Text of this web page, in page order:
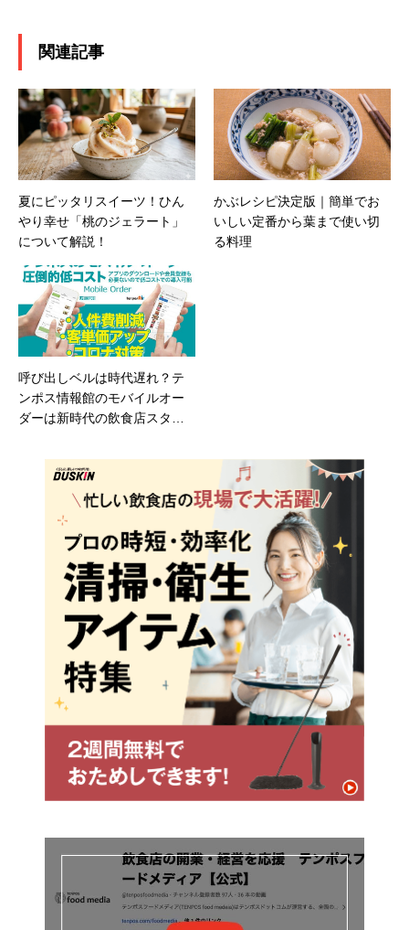
関連記事
夏にピッタリスイーツ！ひん
やり幸せ「桃のジェラート」
について解説！
かぶレシピ決定版｜簡単でお
いしい定番から葉まで使い切
る料理
呼び出しベルは時代遅れ？テ
ンポス情報館のモバイルオー
ダーは新時代の飲食店スタン